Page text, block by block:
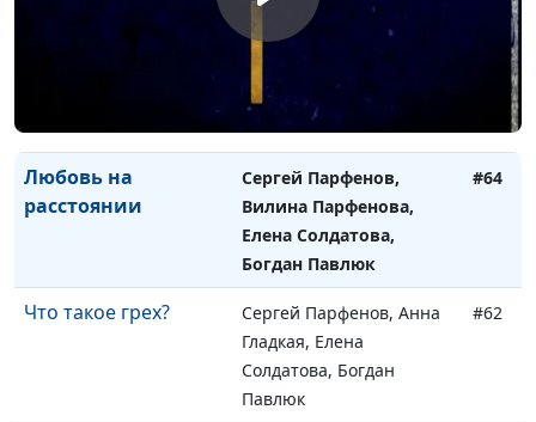
Сергей Парфенов,
Наталья Булатова,
Анжела Бузина, Андрей
Карганов
Любовь на
расстоянии
Сергей Парфенов,
Вилина Парфенова,
Елена Солдатова,
Богдан Павлюк
#64
Что такое грех?
Сергей Парфенов, Анна
Гладкая, Елена
Солдатова, Богдан
Павлюк
#62